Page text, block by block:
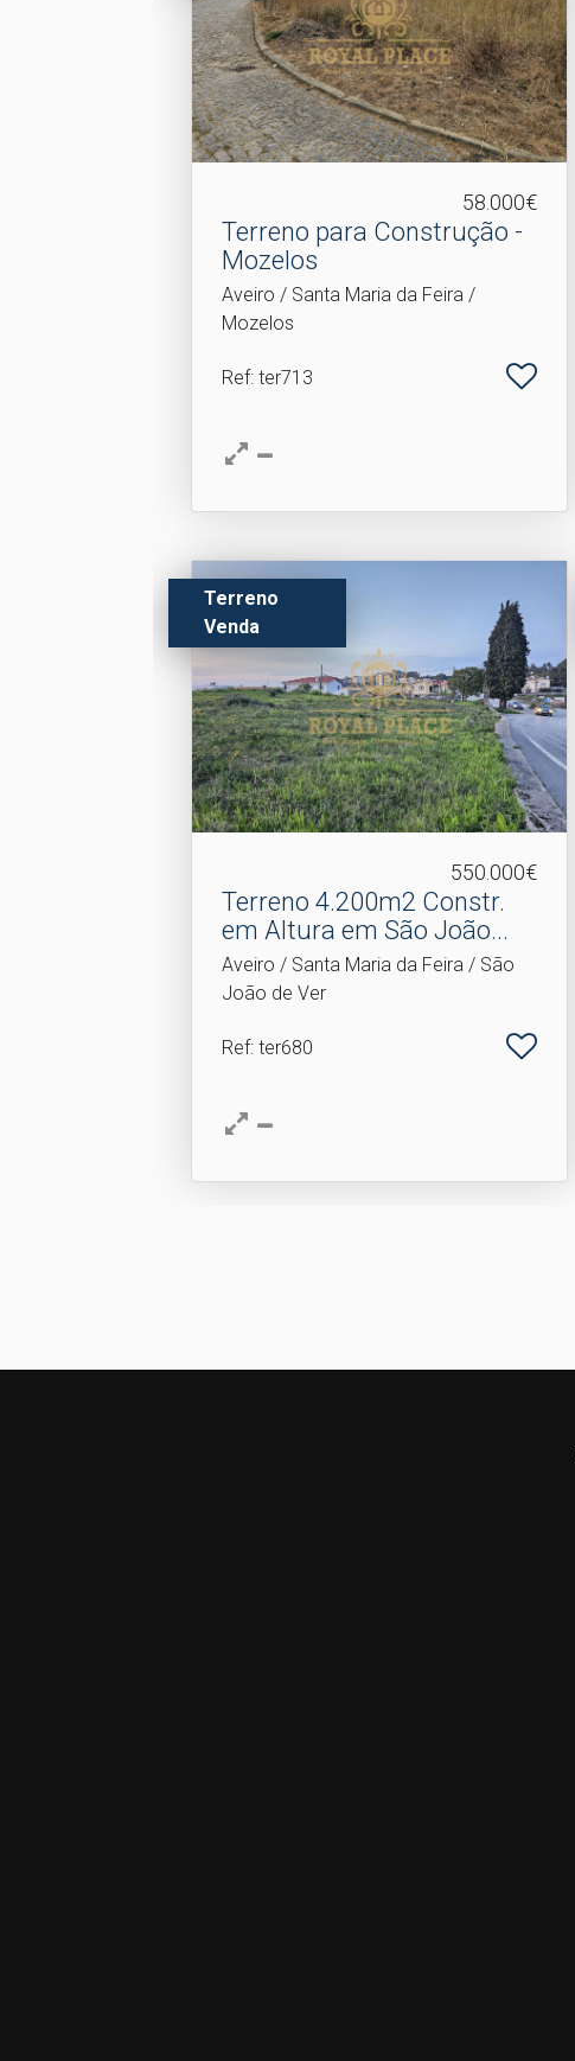
58.000€
Terreno para Construção -
Mozelos
Aveiro / Santa Maria da Feira /
Mozelos
Ref: ter713
Terreno
Venda
550.000€
Terreno 4.​200m2 Constr.
em Altura em São João...
Aveiro / Santa Maria da Feira / São
João de Ver
Ref: ter680